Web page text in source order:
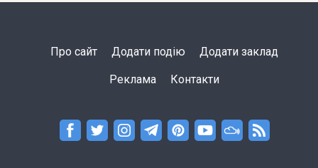
Про сайт Додати подію Додати заклад
Реклама Контакти